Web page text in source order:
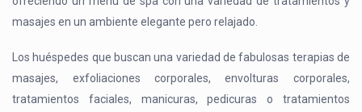
masajes en un ambiente elegante pero relajado.
Los huéspedes que buscan una variedad de fabulosas terapias de
masajes, exfoliaciones corporales, envolturas corporales,
tratamientos faciales, manicuras, pedicuras o tratamientos